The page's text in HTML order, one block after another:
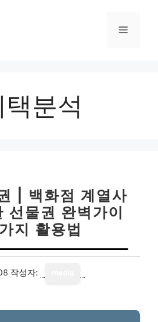
메
분석
| 백화점 계열사
선물권 완벽가이
지 활용법
작성자: